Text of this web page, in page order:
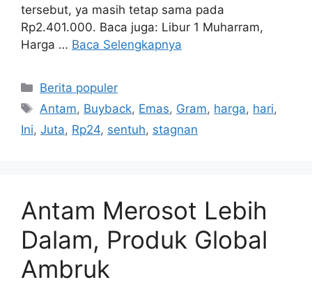
tersebut, ya masih tetap sama pada
Rp2.401.000. Baca juga: Libur 1 Muharram,
Harga … Baca Selengkapnya
Kategori
Berita populer
Tag
Antam, Buyback, Emas, Gram, harga, hari,
Ini, Juta, Rp24, sentuh, stagnan
Antam Merosot Lebih
Dalam, Produk Global
Ambruk